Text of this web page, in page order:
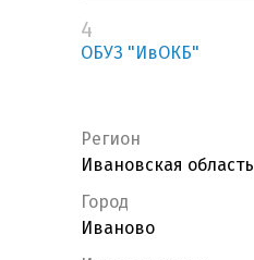
4
ОБУЗ "ИвОКБ"
Регион
Ивановская область
Город
Иваново